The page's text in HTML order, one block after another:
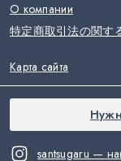
santsugaru —
О компании
特定商取引法の関す
Карта сайта